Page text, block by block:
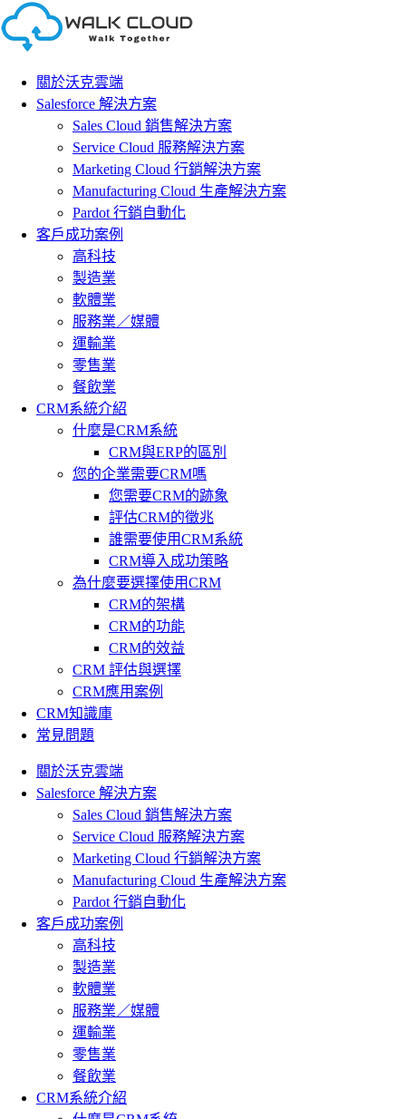
Skip
to
content
關於沃克雲端
Salesforce 解決方案
Sales Cloud 銷售解決方案
Service Cloud 服務解決方案
Marketing Cloud 行銷解決方案
Manufacturing Cloud 生產解決方案
Pardot 行銷自動化
客戶成功案例
高科技
製造業
軟體業
服務業／媒體
運輸業
零售業
餐飲業
CRM系統介紹
什麼是CRM系統
CRM與ERP的區別
您的企業需要CRM嗎
您需要CRM的跡象
評估CRM的徵兆
誰需要使用CRM系統
CRM導入成功策略
為什麼要選擇使用CRM
CRM的架構
CRM的功能
CRM的效益
CRM 評估與選擇
CRM應用案例
CRM知識庫
常見問題
關於沃克雲端
Salesforce 解決方案
Sales Cloud 銷售解決方案
Service Cloud 服務解決方案
Marketing Cloud 行銷解決方案
Manufacturing Cloud 生產解決方案
Pardot 行銷自動化
客戶成功案例
高科技
製造業
軟體業
服務業／媒體
運輸業
零售業
餐飲業
CRM系統介紹